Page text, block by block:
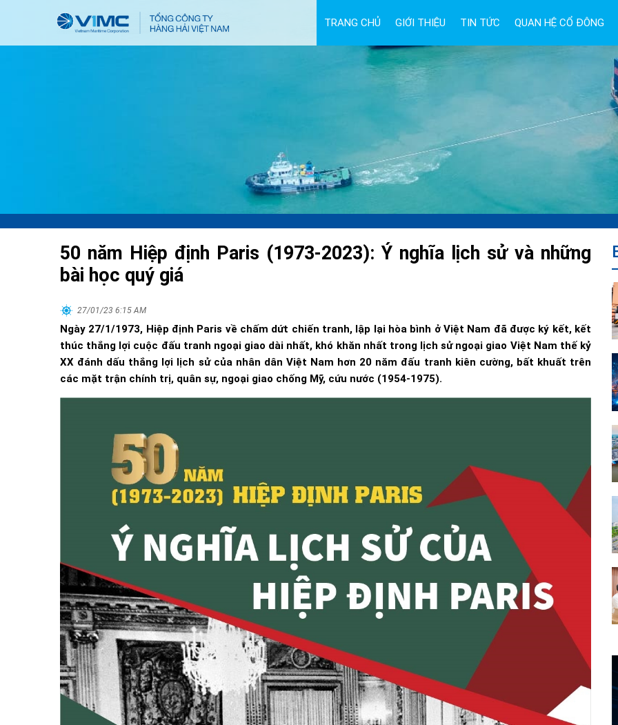
TRANG CHỦ GIỚI THIỆU TIN TỨC QUAN HỆ CỔ ĐÔNG
50 năm Hiệp định Paris (1973-2023): Ý nghĩa lịch sử và những
bài học quý giá
27/01/23 6:15 AM
Ngày 27/1/1973, Hiệp định Paris về chấm dứt chiến tranh, lập lại hòa bình ở Việt Nam đã được ký kết, kết
thúc thắng lợi cuộc đấu tranh ngoại giao dài nhất, khó khăn nhất trong lịch sử ngoại giao Việt Nam thế kỷ
XX đánh dấu thắng lợi lịch sử của nhân dân Việt Nam hơn 20 năm đấu tranh kiên cường, bất khuất trên
các mặt trận chính trị, quân sự, ngoại giao chống Mỹ, cứu nước (1954-1975).